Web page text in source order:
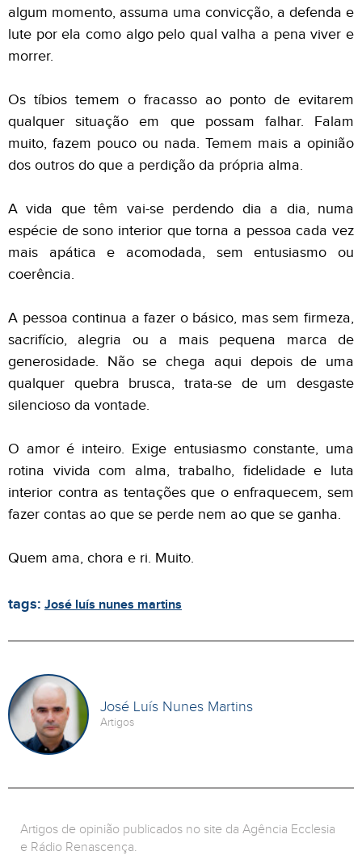
algum momento, assuma uma convicção, a defenda e
lute por ela como algo pelo qual valha a pena viver e
morrer.
Os tíbios temem o fracasso ao ponto de evitarem
qualquer situação em que possam falhar. Falam
muito, fazem pouco ou nada. Temem mais a opinião
dos outros do que a perdição da própria alma.
A vida que têm vai-se perdendo dia a dia, numa
espécie de sono interior que torna a pessoa cada vez
mais apática e acomodada, sem entusiasmo ou
coerência.
A pessoa continua a fazer o básico, mas sem firmeza,
sacrifício, alegria ou a mais pequena marca de
generosidade. Não se chega aqui depois de uma
qualquer quebra brusca, trata-se de um desgaste
silencioso da vontade.
O amor é inteiro. Exige entusiasmo constante, uma
rotina vivida com alma, trabalho, fidelidade e luta
interior contra as tentações que o enfraquecem, sem
fazer contas ao que se perde nem ao que se ganha.
Quem ama, chora e ri. Muito.
tags: José luís nunes martins
José Luís Nunes Martins
Artigos
Artigos de opinião publicados no site da Agência Ecclesia
e Rádio Renascença.